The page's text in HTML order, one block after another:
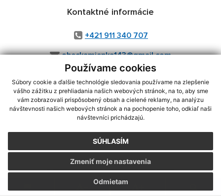
Používame cookies
Súbory cookie a ďalšie technológie sledovania používame na zlepšenie
vášho zážitku z prehliadania našich webových stránok, na to, aby sme
vám zobrazovali prispôsobený obsah a cielené reklamy, na analýzu
návštevnosti našich webových stránok a na pochopenie toho, odkiaľ naši
návštevníci prichádzajú.
SÚHLASÍM
Odmietam
Zmeniť moje nastavenia
Kontaktné informácie
+421 911 340 707
obeckamienka143@gmail.com
využite možnosť získavania aktuálnych informácií s využitím RSS
CMS systém (redakčný) systém ECHELON 2,Mapa stránok,web portál
webex.digital, s.r.o.,domény,registrácia domény
Posledná aktualizácia:06.08.2026
Vytlačiť stránku|Vyhlásenie o prístupnosti